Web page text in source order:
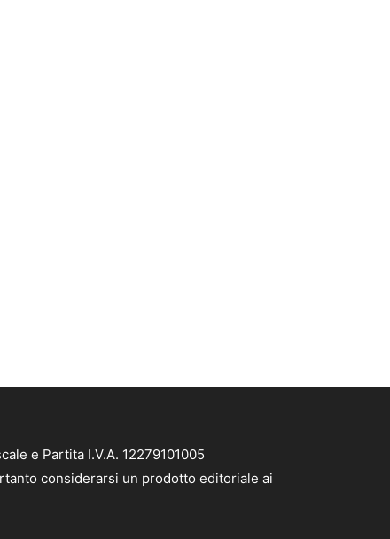
e Partita I.V.A. 12279101005
considerarsi un prodotto editoriale ai